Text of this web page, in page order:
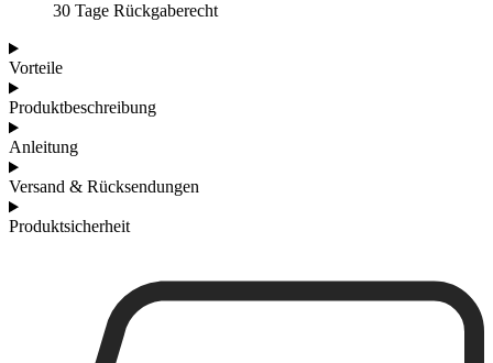
30 Tage Rückgaberecht
Vorteile
Produktbeschreibung
Anleitung
Versand & Rücksendungen
Produktsicherheit